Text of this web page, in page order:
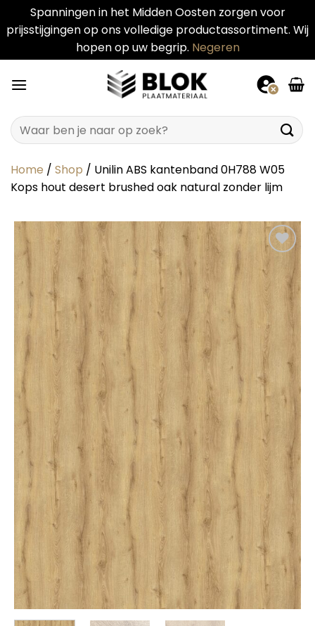
Spanningen in het Midden Oosten zorgen voor
prijsstijgingen op ons volledige productassortiment. Wij
hopen op uw begrip. Negeren
naar
Zoeken
naar:
Home / Shop / Unilin ABS kantenband 0H788 W05
Kops hout desert brushed oak natural zonder lijm